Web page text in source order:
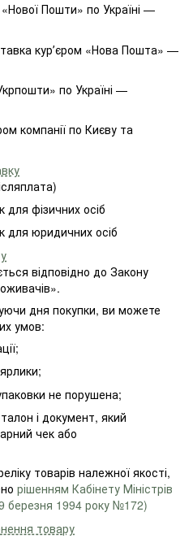
«Нової Пошти» по Україні —
курʼєром «Нова Пошта» —
по Україні —
компанії по Києву та
для фізичних осіб
для юридичних осіб
відповідно до Закону
дня покупки, ви можете
умов:
не порушена;
і документ, який
чек або
товарів належної якості,
рішенням Кабінету Міністрів
березня 1994 року №172)
товару